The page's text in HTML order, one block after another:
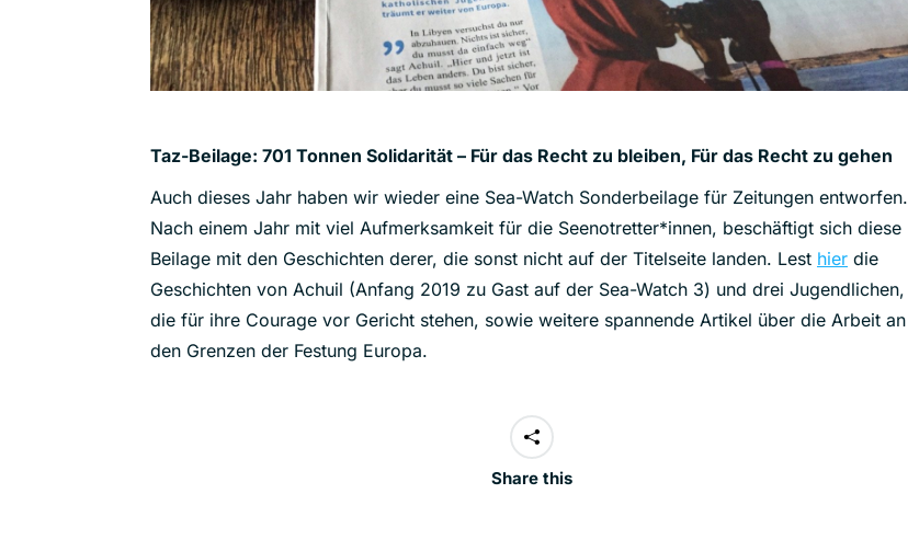
Taz-Beilage: 701 Tonnen Solidarität – Für das Recht zu bleiben, Für das Recht zu gehen
Auch dieses Jahr haben wir wieder eine Sea-Watch Sonderbeilage für Zeitungen entworfen.
Nach einem Jahr mit viel Aufmerksamkeit für die Seenotretter*innen, beschäftigt sich diese
Beilage mit den Geschichten derer, die sonst nicht auf der Titelseite landen. Lest hier die
Geschichten von Achuil (Anfang 2019 zu Gast auf der Sea-Watch 3) und drei Jugendlichen,
die für ihre Courage vor Gericht stehen, sowie weitere spannende Artikel über die Arbeit an
den Grenzen der Festung Europa.
Share this